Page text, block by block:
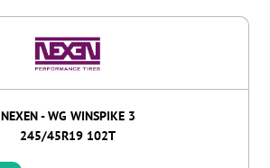
NEXEN - WG WINSPIKE 3
245/45R19 102T